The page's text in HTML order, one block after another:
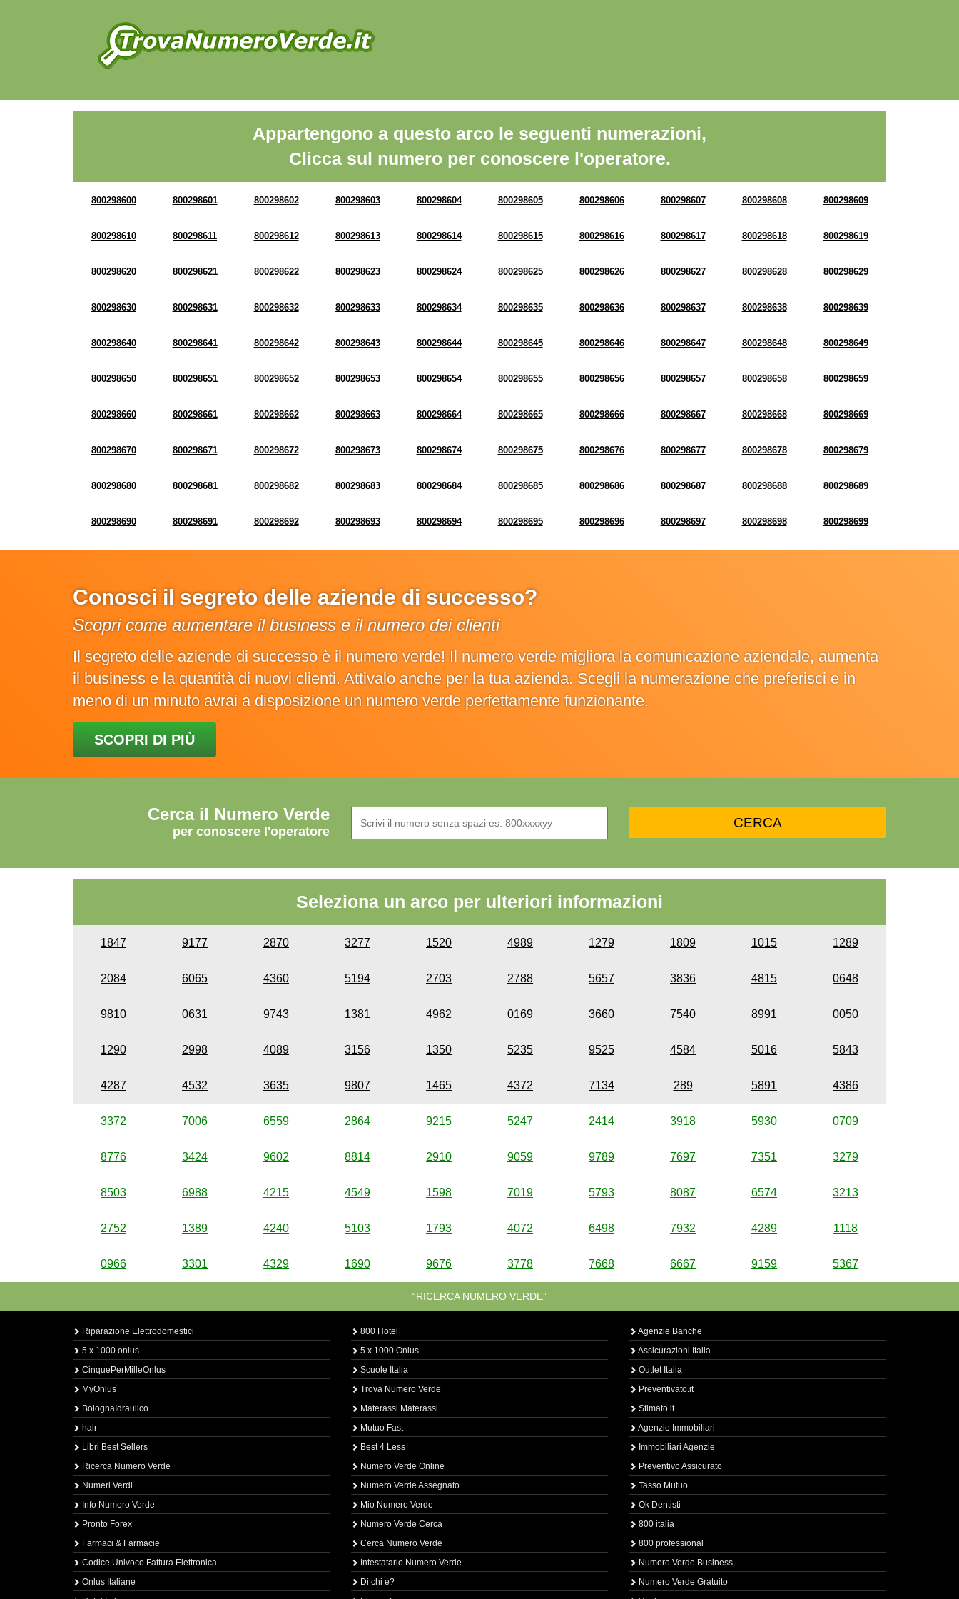
Appartengono a questo arco le seguenti numerazioni,
Clicca sul numero per conoscere l'operatore.
800298600 800298601 800298602 800298603 800298604 800298605 800298606 800298607 800298608 800298609
800298610 800298611 800298612 800298613 800298614 800298615 800298616 800298617 800298618 800298619
800298620 800298621 800298622 800298623 800298624 800298625 800298626 800298627 800298628 800298629
800298630 800298631 800298632 800298633 800298634 800298635 800298636 800298637 800298638 800298639
800298640 800298641 800298642 800298643 800298644 800298645 800298646 800298647 800298648 800298649
800298650 800298651 800298652 800298653 800298654 800298655 800298656 800298657 800298658 800298659
800298660 800298661 800298662 800298663 800298664 800298665 800298666 800298667 800298668 800298669
800298670 800298671 800298672 800298673 800298674 800298675 800298676 800298677 800298678 800298679
800298680 800298681 800298682 800298683 800298684 800298685 800298686 800298687 800298688 800298689
800298690 800298691 800298692 800298693 800298694 800298695 800298696 800298697 800298698 800298699
Conosci il segreto delle aziende di successo?
Scopri come aumentare il business e il numero dei clienti
Il segreto delle aziende di successo è il numero verde! Il numero verde migliora la comunicazione aziendale, aumenta
il business e la quantità di nuovi clienti. Attivalo anche per la tua azienda. Scegli la numerazione che preferisci e in
meno di un minuto avrai a disposizione un numero verde perfettamente funzionante.
SCOPRI DI PIÙ
Cerca il Numero Verde
per conoscere l'operatore
Seleziona un arco per ulteriori informazioni
1847 9177 2870 3277 1520 4989 1279 1809 1015 1289
2084 6065 4360 5194 2703 2788 5657 3836 4815 0648
9810 0631 9743 1381 4962 0169 3660 7540 8991 0050
1290 2998 4089 3156 1350 5235 9525 4584 5016 5843
4287 4532 3635 9807 1465 4372 7134 289 5891 4386
3372 7006 6559 2864 9215 5247 2414 3918 5930 0709
8776 3424 9602 8814 2910 9059 9789 7697 7351 3279
8503 6988 4215 4549 1598 7019 5793 8087 6574 3213
2752 1389 4240 5103 1793 4072 6498 7932 4289 1118
0966 3301 4329 1690 9676 3778 7668 6667 9159 5367
“RICERCA NUMERO VERDE”
Riparazione Elettrodomestici
5 x 1000 onlus
CinquePerMilleOnlus
MyOnlus
BolognaIdraulico
hair
Libri Best Sellers
Ricerca Numero Verde
Numeri Verdi
Info Numero Verde
Pronto Forex
Farmaci & Farmacie
Codice Univoco Fattura Elettronica
Onlus Italiane
800 Hotel
5 x 1000 Onlus
Scuole Italia
Trova Numero Verde
Materassi Materassi
Mutuo Fast
Best 4 Less
Numero Verde Online
Numero Verde Assegnato
Mio Numero Verde
Numero Verde Cerca
Cerca Numero Verde
Intestatario Numero Verde
Di chi è?
Agenzie Banche
Assicurazioni Italia
Outlet Italia
Preventivato.it
Stimato.it
Agenzie Immobiliari
Immobiliari Agenzie
Preventivo Assicurato
Tasso Mutuo
Ok Dentisti
800 italia
800 professional
Numero Verde Business
Numero Verde Gratuito